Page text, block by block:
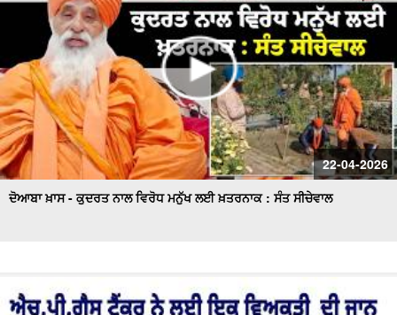
22-04-2026
ਦੋਆਬਾ ਖ਼ਾਸ - ਕੁਦਰਤ ਨਾਲ ਵਿਰੋਧ ਮਨੁੱਖ ਲਈ ਖ਼ਤਰਨਾਕ : ਸੰਤ ਸੀਚੇਵਾਲ